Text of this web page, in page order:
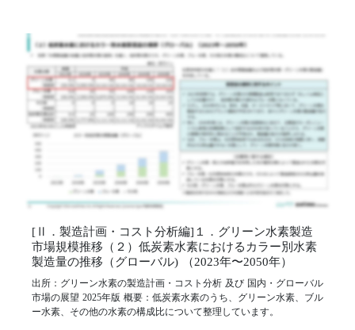
[Ⅱ．製造計画・コスト分析編]１．グリーン水素製造
市場規模推移（２）低炭素水素におけるカラー別水素
製造量の推移（グローバル) （2023年〜2050年）
出所：グリーン水素の製造計画・コスト分析 及び 国内・グローバル
市場の展望 2025年版 概要：低炭素水素のうち、グリーン水素、ブル
ー水素、その他の水素の構成比について整理しています。